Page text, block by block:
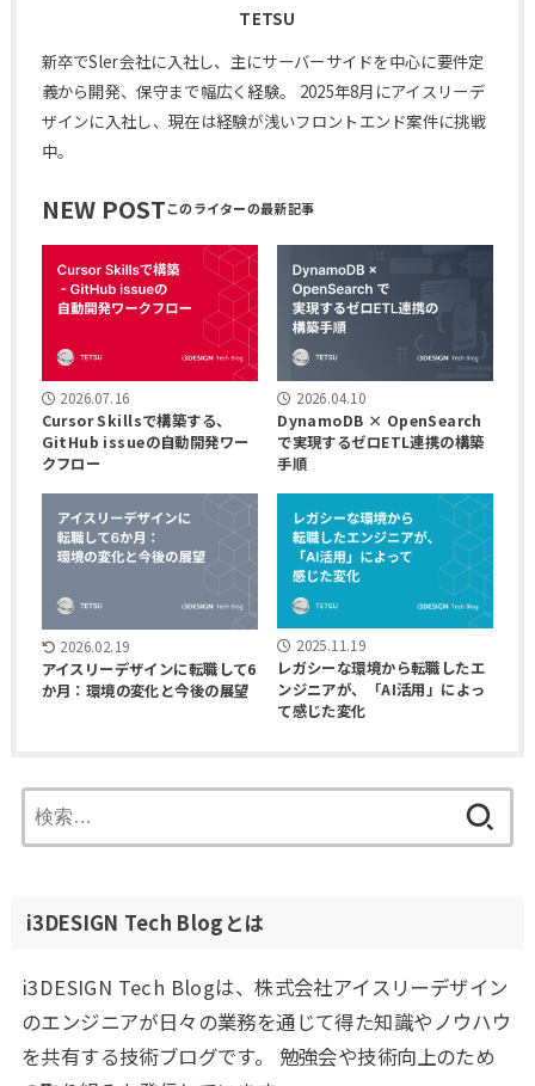
TETSU
新卒でSler会社に入社し、主にサーバーサイドを中心に要件定
義から開発、保守まで幅広く経験。 2025年8月にアイスリーデ
ザインに入社し、現在は経験が浅いフロントエンド案件に挑戦
中。
NEW POST
2026.07.16
Cursor Skillsで構築する、
GitHub issueの自動開発ワー
クフロー
2026.04.10
DynamoDB × OpenSearch
で実現するゼロETL連携の構築
手順
2026.02.19
アイスリーデザインに転職して6
か月：環境の変化と今後の展望
2025.11.19
レガシーな環境から転職したエ
ンジニアが、「AI活用」によっ
て感じた変化
索:
i3DESIGN Tech Blogとは
i3DESIGN Tech Blogは、株式会社アイスリーデザイン
のエンジニアが日々の業務を通じて得た知識やノウハウ
を共有する技術ブログです。 勉強会や技術向上のため